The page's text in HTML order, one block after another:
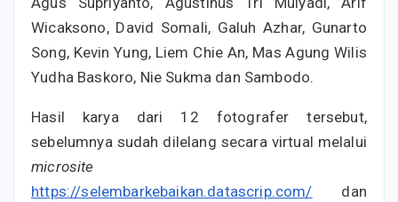
Wicaksono, David Somali, Galuh Azhar, Gunarto
Song, Kevin Yung, Liem Chie An, Mas Agung Wilis
Yudha Baskoro, Nie Sukma dan Sambodo.
Hasil karya dari 12 fotografer tersebut,
sebelumnya sudah dilelang secara virtual melalui
microsite
https://selembarkebaikan.datascrip.com/ dan